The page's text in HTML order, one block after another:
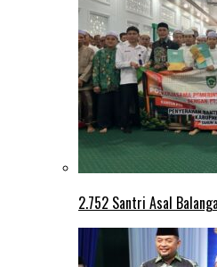
2.752 Santri Asal